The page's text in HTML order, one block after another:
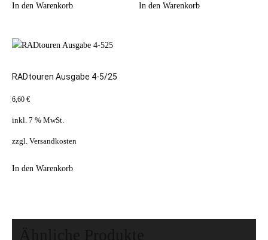
In den Warenkorb In den Warenkorb
RADtouren Ausgabe 4-5/25
6,60 €
inkl. 7 % MwSt.
zzgl. Versandkosten
In den Warenkorb